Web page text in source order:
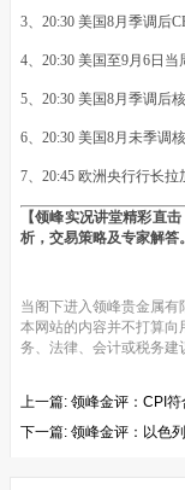
3、20:30 美国8月季调后
4、20:30 美国至9月6日
5、20:30 美国8月季调后
6、20:30 美国8月未季调
7、20:45 欧洲央行行长
【领峰实况讲堂精彩直
析，交易策略及专家解答
当阁下进入领峰贵金属有
本网站的内容并不打算
务、法律、会计或税务建
上一篇: 领峰金评：CPI
下一篇: 领峰金评：以色